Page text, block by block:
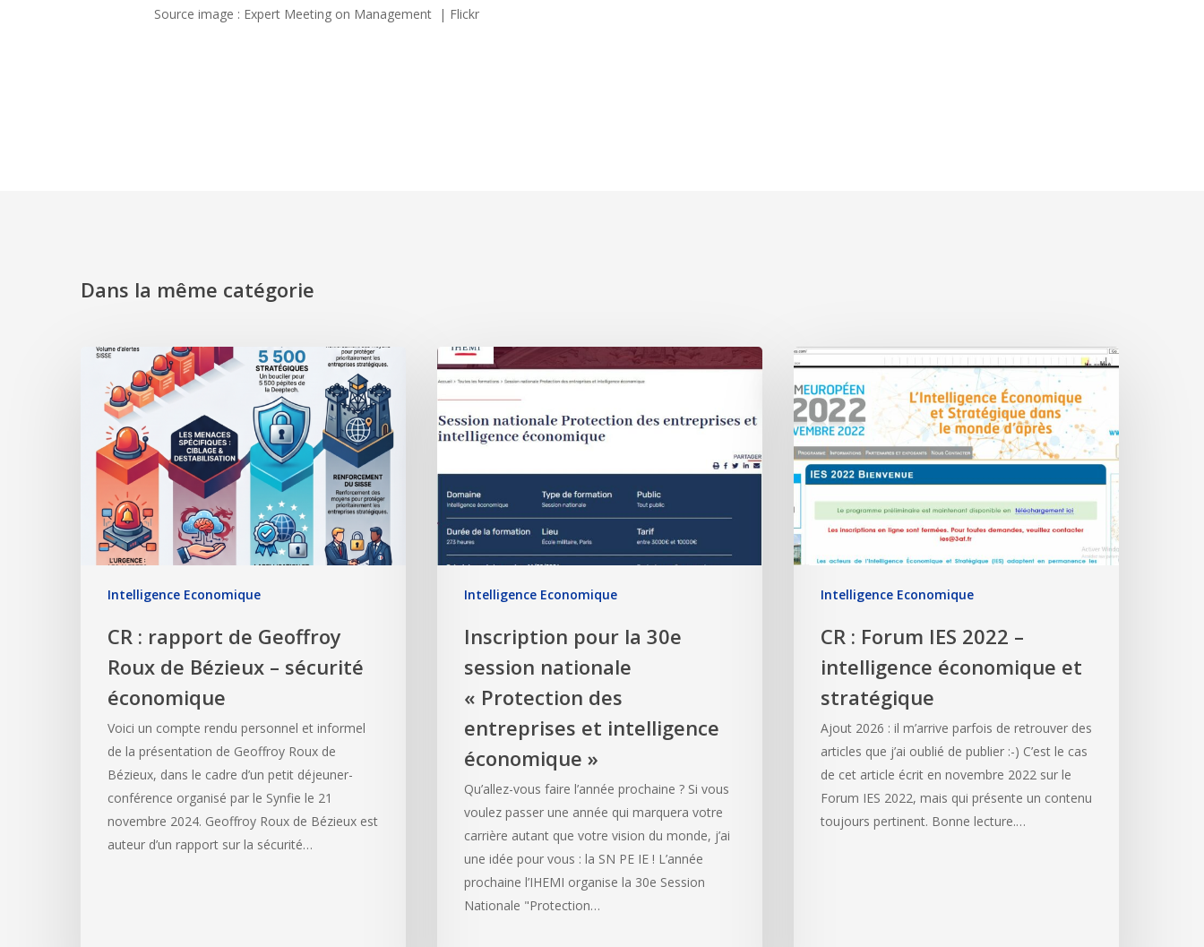
Source image : Expert Meeting on Management | Flickr
Dans la même catégorie
Intelligence Economique
CR : rapport de Geoffroy
Roux de Bézieux – sécurité
économique
Voici un compte rendu personnel et informel
de la présentation de Geoffroy Roux de
Bézieux, dans le cadre d’un petit déjeuner-
conférence organisé par le Synfie le 21
novembre 2024. Geoffroy Roux de Bézieux est
auteur d’un rapport sur la sécurité…
Intelligence Economique
Inscription pour la 30e
session nationale
« Protection des
entreprises et intelligence
économique »
Qu’allez-vous faire l’année prochaine ? Si vous
voulez passer une année qui marquera votre
carrière autant que votre vision du monde, j’ai
une idée pour vous : la SN PE IE ! L’année
prochaine l’IHEMI organise la 30e Session
Nationale "Protection…
Intelligence Economique
CR : Forum IES 2022 –
intelligence économique et
stratégique
Ajout 2026 : il m’arrive parfois de retrouver des
articles que j’ai oublié de publier :-) C’est le cas
de cet article écrit en novembre 2022 sur le
Forum IES 2022, mais qui présente un contenu
toujours pertinent. Bonne lecture.…